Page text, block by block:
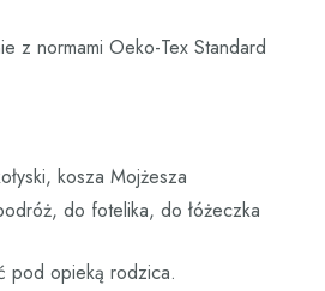
z normami Oeko-Tex Standard
kosza Mojżesza
do fotelika, do łóżeczka
pod opieką rodzica.